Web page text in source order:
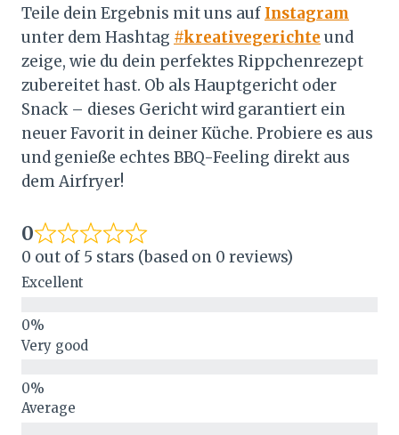
Teile dein Ergebnis mit uns auf Instagram
unter dem Hashtag #kreativegerichte und
zeige, wie du dein perfektes Rippchenrezept
zubereitet hast. Ob als Hauptgericht oder
Snack – dieses Gericht wird garantiert ein
neuer Favorit in deiner Küche. Probiere es aus
und genieße echtes BBQ-Feeling direkt aus
dem Airfryer!
0
0 out of 5 stars (based on 0 reviews)
Excellent
Very good
Average